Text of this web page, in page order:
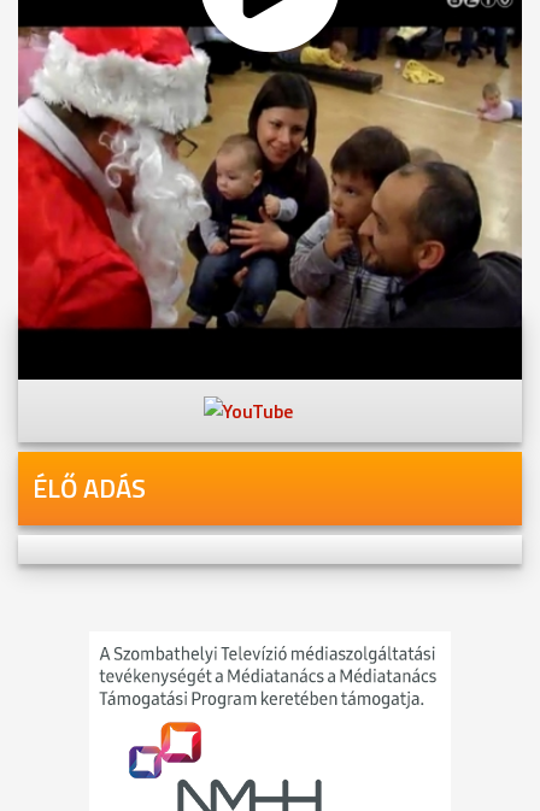
MEGOSZTÁS
ÉLŐ ADÁS